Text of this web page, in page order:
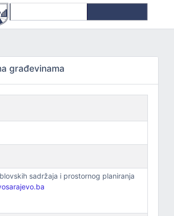
građevinama
sadržaja i prostornog planiranja